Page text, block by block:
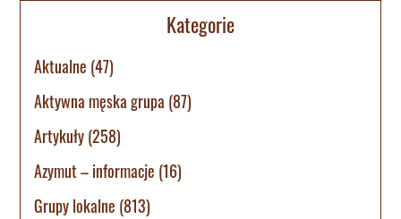
Kategorie
Aktualne (47)
Aktywna męska grupa (87)
Artykuły(258)
Azymut – informacje (16)
Grupy lokalne (813)